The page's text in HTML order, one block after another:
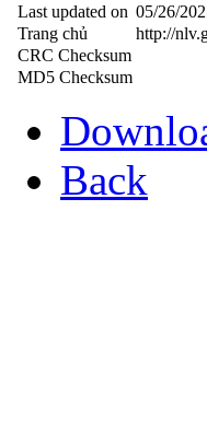
Last updated on 05/26/
Trang chủ
http://
CRC Checksum
MD5 Checksum
Back